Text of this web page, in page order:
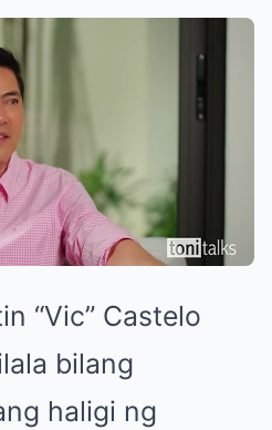
“Vic” Castelo
bilang
haligi ng